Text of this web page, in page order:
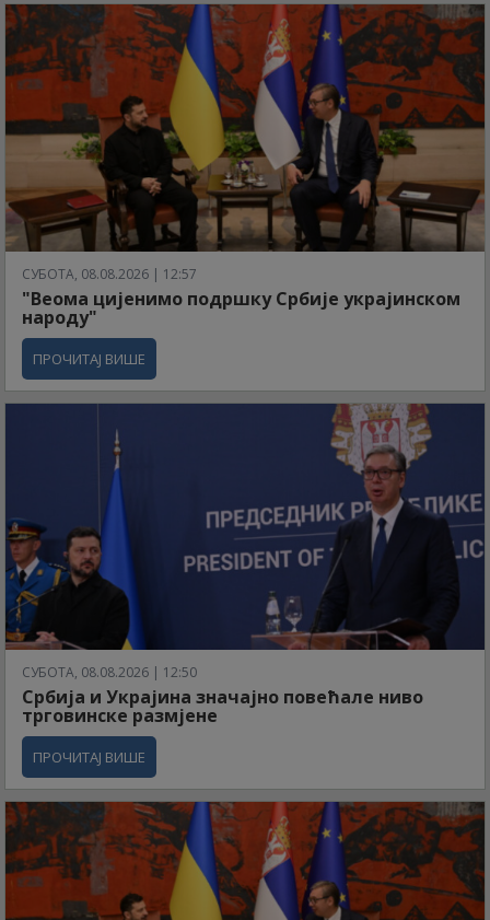
СУБОТА, 08.08.2026 | 12:57
"Веома цијенимо подршку Србије украјинском
народу"
ПРОЧИТАЈ ВИШЕ
СУБОТА, 08.08.2026 | 12:50
Србија и Украјина значајно повећале ниво
трговинске размјене
ПРОЧИТАЈ ВИШЕ